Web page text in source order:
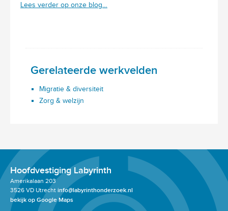
Lees verder op onze blog…
Gerelateerde werkvelden
Migratie & diversiteit
Zorg & welzijn
Hoofdvestiging Labyrinth
Amerikalaan 203
3526 VD Utrecht info@labyrinthonderzoek.nl
bekijk op Google Maps